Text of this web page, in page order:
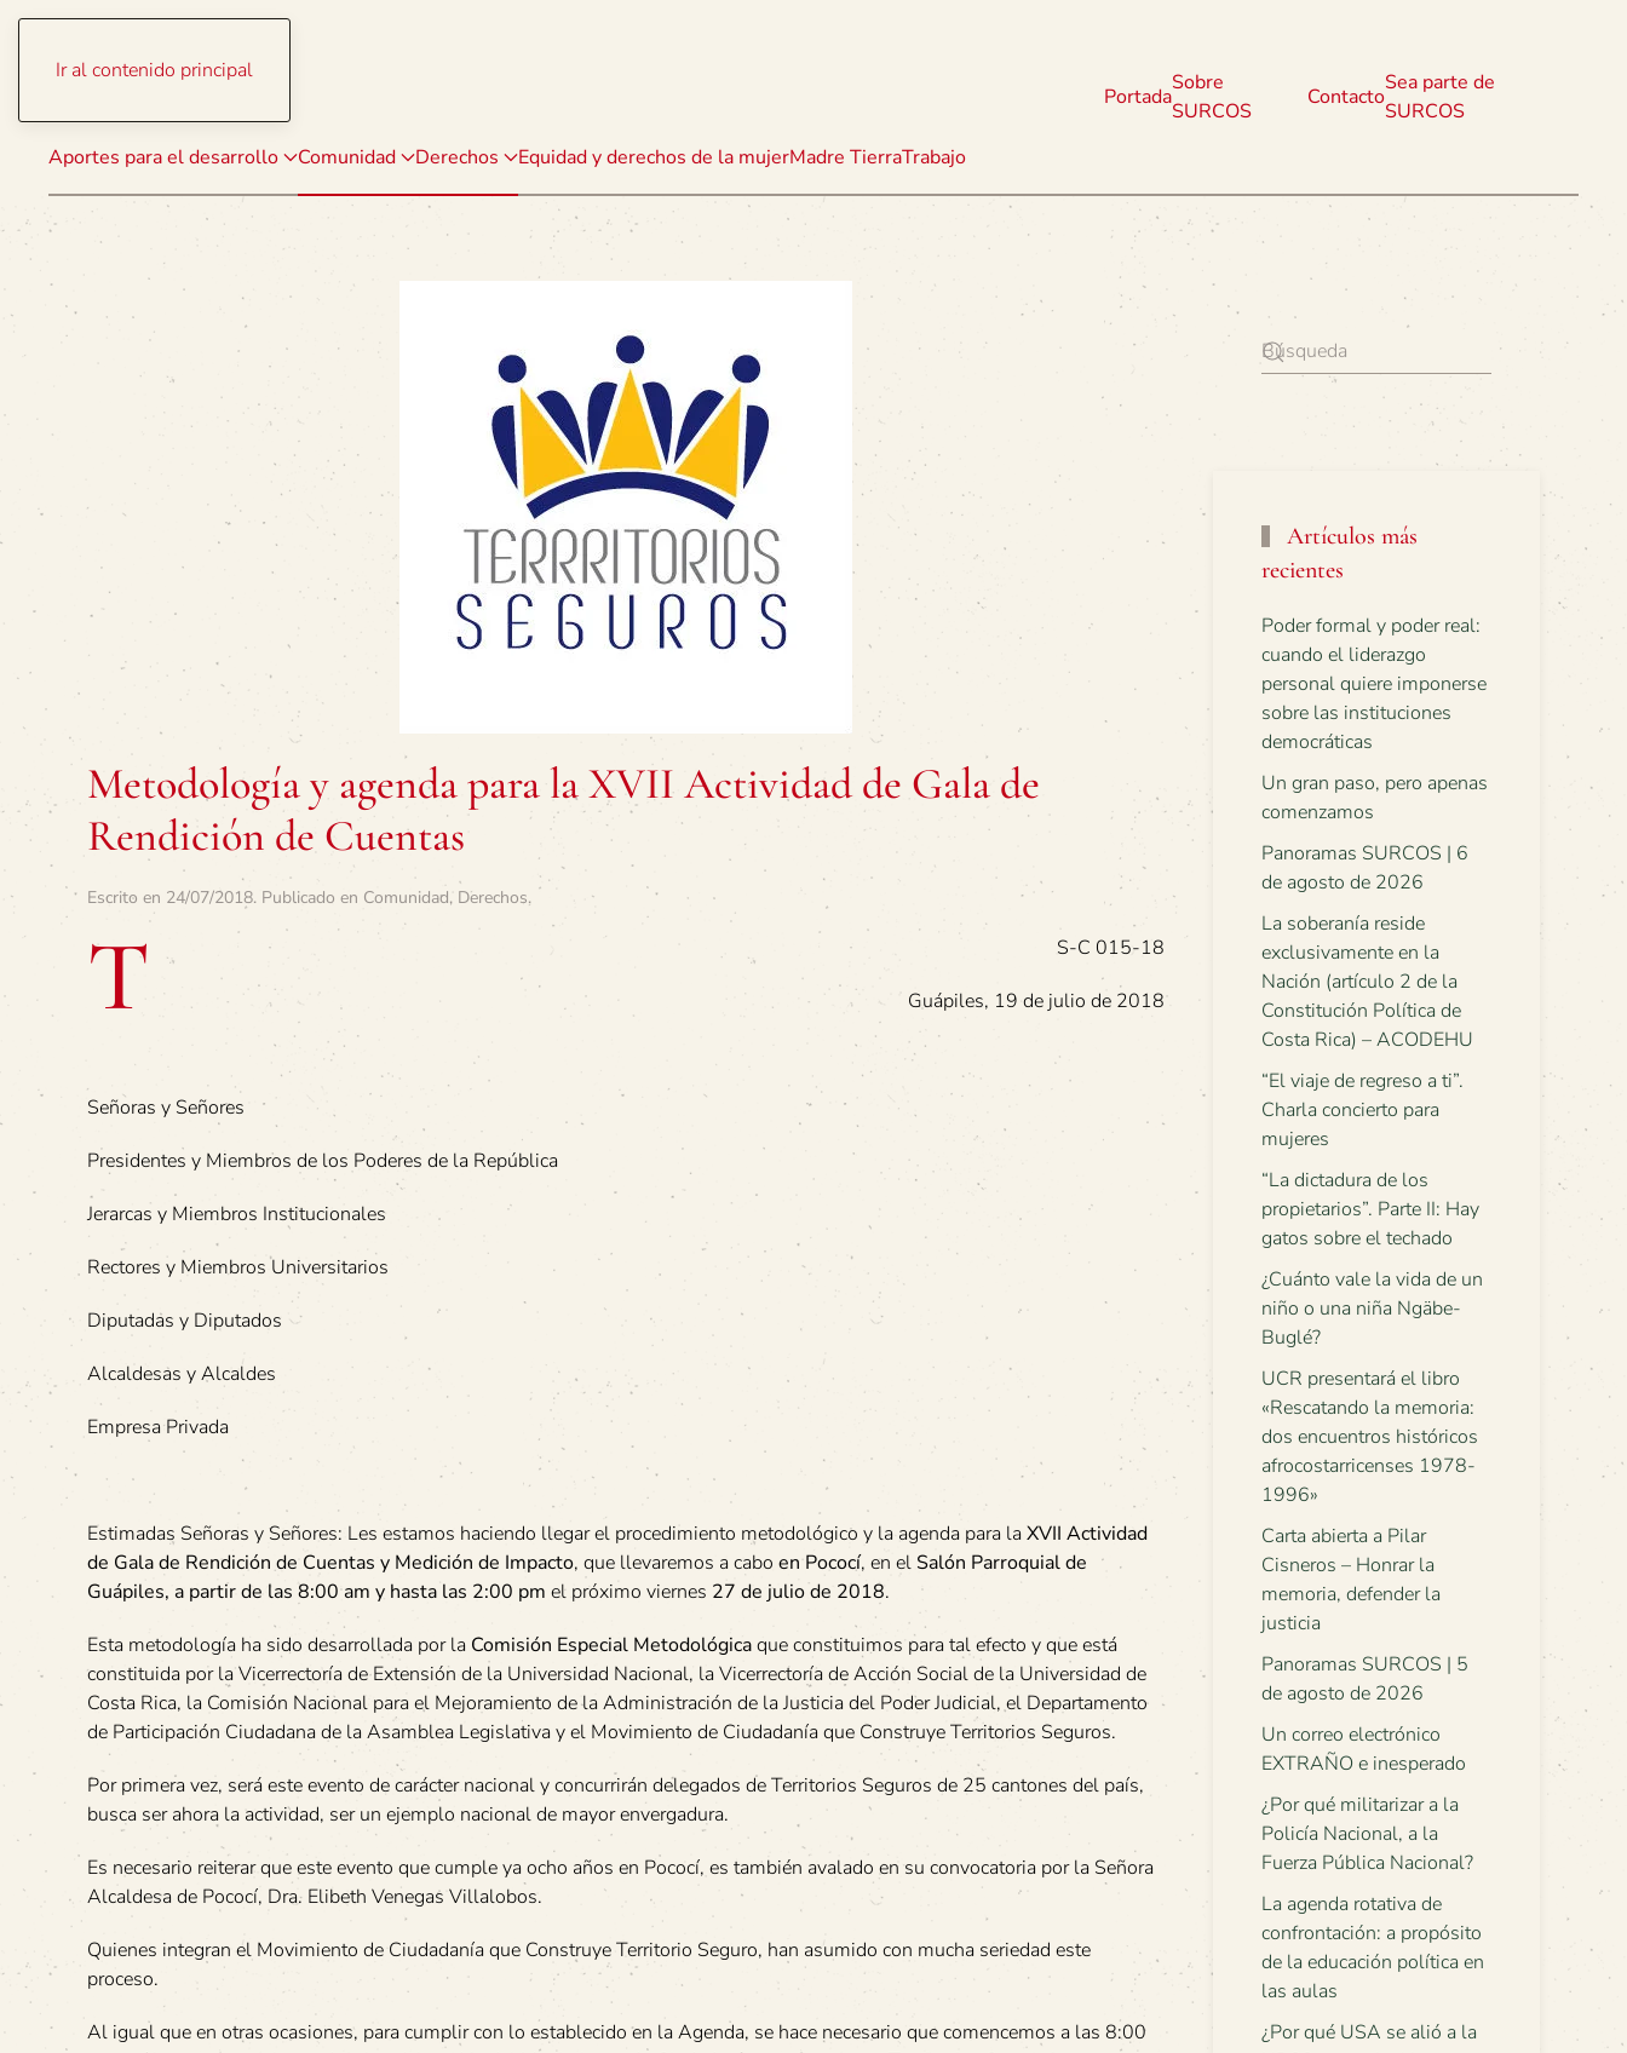
Ir al contenido principal
Aportes para el desarrollo Comunidad Derechos Equidad y derechos de la mujerMadre TierraTrabajo
Portada
Sobre
SURCOS
Contacto
Sea parte de
SURCOS
Metodología y agenda para la XVII Actividad de Gala de
Rendición de Cuentas
Escrito en 24/07/2018. Publicado en Comunidad, Derechos.
T
S-C 015-18
Guápiles, 19 de julio de 2018
Señoras y Señores
Presidentes y Miembros de los Poderes de la República
Jerarcas y Miembros Institucionales
Rectores y Miembros Universitarios
Diputadas y Diputados
Alcaldesas y Alcaldes
Empresa Privada
Estimadas Señoras y Señores: Les estamos haciendo llegar el procedimiento metodológico y la agenda para laXVII Actividad
de Gala de Rendición de Cuentas y Medición de Impacto, que llevaremos a cabo en Pococí, en el Salón Parroquial de
Guápiles, a partir de las 8:00 am y hasta las 2:00 pm el próximo viernes 27 de julio de 2018.
Esta metodología ha sido desarrollada por la Comisión Especial Metodológicaque constituimos para tal efecto y que está
constituida por la Vicerrectoría de Extensión de la Universidad Nacional, la Vicerrectoría de Acción Social de la Universidad de
Costa Rica, la Comisión Nacional para el Mejoramiento de la Administración de la Justicia del Poder Judicial, el Departamento
de Participación Ciudadana de la Asamblea Legislativa y el Movimiento de Ciudadanía que Construye Territorios Seguros.
Por primera vez, será este evento de carácter nacional y concurrirán delegados de Territorios Seguros de 25 cantones del país,
busca ser ahora la actividad, ser un ejemplo nacional de mayor envergadura.
Es necesario reiterar que este evento que cumple ya ocho años en Pococí, es también avalado en su convocatoria por la Señora
Alcaldesa de Pococí, Dra. Elibeth Venegas Villalobos.
Quienes integran el Movimiento de Ciudadanía que Construye Territorio Seguro, han asumido con mucha seriedad este
proceso.
Al igual que en otras ocasiones, para cumplir con lo establecido en la Agenda, se hace necesario que comencemos a las 8:00
Artículos más
recientes
Poder formal y poder real:
cuando el liderazgo
personal quiere imponerse
sobre las instituciones
democráticas
Un gran paso, pero apenas
comenzamos
Panoramas SURCOS | 6
de agosto de 2026
La soberanía reside
exclusivamente en la
Nación (artículo 2 de la
Constitución Política de
Costa Rica) – ACODEHU
“El viaje de regreso a ti”.
Charla concierto para
mujeres
“La dictadura de los
propietarios”. Parte II: Hay
gatos sobre el techado
¿Cuánto vale la vida de un
niño o una niña Ngäbe-
Buglé?
UCR presentará el libro
«Rescatando la memoria:
dos encuentros históricos
afrocostarricenses 1978-
1996»
Carta abierta a Pilar
Cisneros – Honrar la
memoria, defender la
justicia
Panoramas SURCOS | 5
de agosto de 2026
Un correo electrónico
EXTRAÑO e inesperado
¿Por qué militarizar a la
Policía Nacional, a la
Fuerza Pública Nacional?
La agenda rotativa de
confrontación: a propósito
de la educación política en
las aulas
¿Por qué USA se alió a la